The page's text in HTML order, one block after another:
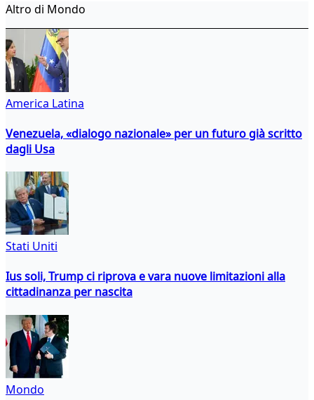
Altro di Mondo
America Latina
Venezuela, «dialogo nazionale» per un futuro già scritto
dagli Usa
Stati Uniti
Ius soli, Trump ci riprova e vara nuove limitazioni alla
cittadinanza per nascita
Mondo